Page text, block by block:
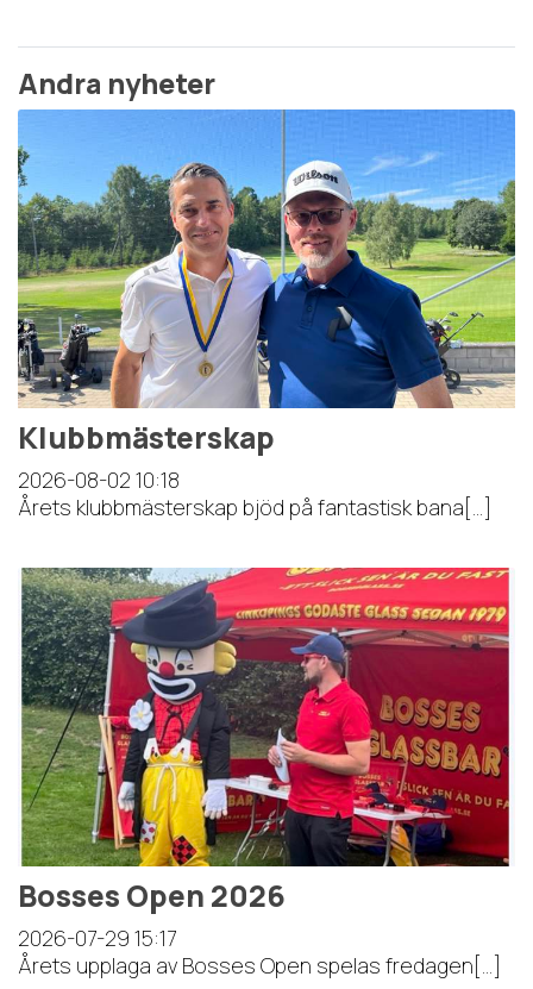
Andra nyheter
Klubbmästerskap
2026-08-02 10:18
Årets klubbmästerskap bjöd på fantastisk bana[...]
Bosses Open 2026
2026-07-29 15:17
Årets upplaga av Bosses Open spelas fredagen[...]